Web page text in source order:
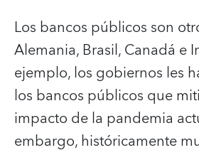
Los bancos públicos son
Alemania, Brasil, Canadá e
ejemplo, los gobiernos les
los bancos públicos que
impacto de la pandemia
embargo, históricamente